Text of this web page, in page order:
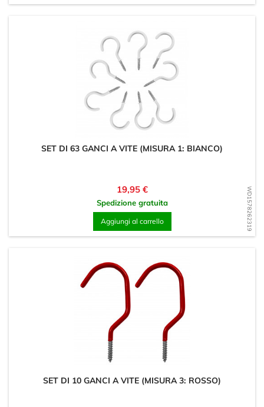
WD1578262319
SET DI 63 GANCI A VITE (MISURA 1: BIANCO)
Prezzo
19,95 €
Spedizione gratuita
Aggiungi al carrello
SET DI 10 GANCI A VITE (MISURA 3: ROSSO)